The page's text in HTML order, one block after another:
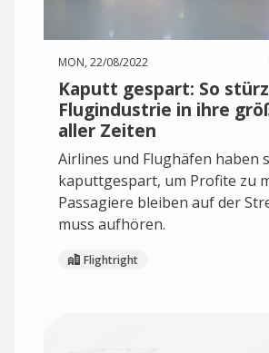
MON, 22/08/2022
Kaputt gespart: So
Flugindustrie in ihre
aller Zeiten
Airlines und Flughäfen haben
kaputtgespart, um Profite zu
Passagiere bleiben auf der
muss aufhören.
Flightright